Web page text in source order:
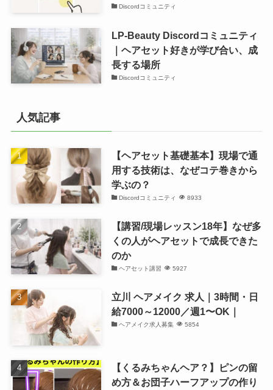
Discordコミュニティ
LP-Beauty Discordコミュニティ
｜ヘアセット好きが学び合い、成
長する場所
Discordコミュニティ
人気記事
【ヘアセット基礎基本】現場で通
用する技術は、なぜコテ巻きから
学ぶの？
Discordコミュニティ 8933
【講習/現場レッスン18年】なぜ多
くの人がヘアセットで成長できた
のか
ヘアセット講習 5927
立川 ヘアメイク 求人｜3時間・日
給7000～12000／週1〜OK｜
ヘアメイク求人募集 5854
【くるみちゃんヘア？】ピンの留
め方＆お団子ハーフアップの作り